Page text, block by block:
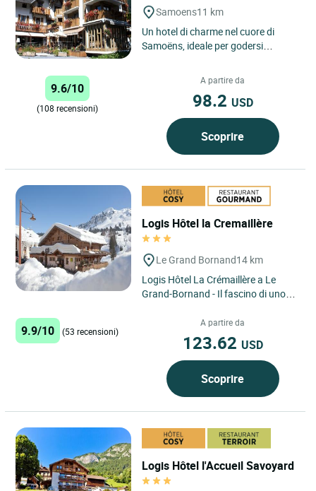
Samoens11 km
Un hotel di charme nel cuore di
Samoëns, ideale per godersi
attività. Situato nel cuore...
9.6/10
(108 recensioni)
A partire da
98.2 USD
Scoprire
Logis Hôtel la Cremaillère
Le Grand Bornand14 km
Logis Hôtel La Crémaillère a Le
Grand-Bornand - Il fascino di uno
9.9/10 (53 recensioni)
A partire da
123.62 USD
Scoprire
Logis Hôtel l'Accueil Savoyard